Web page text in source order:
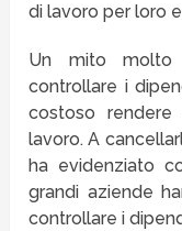
di lavoro per loro
Un mito molto
controllare i
costoso
lavoro. A
ha evidenziato
grandi aziende
controllare i